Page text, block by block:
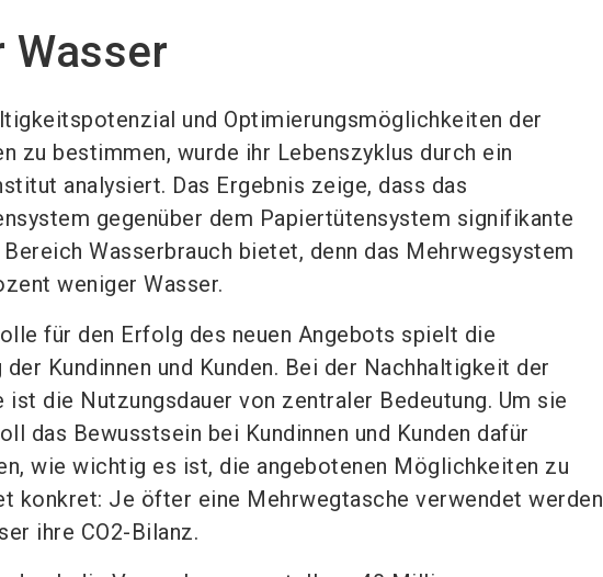
Wasser
und Optimierungsmöglichkeiten der
zu bestimmen, wurde ihr Lebenszyklus durch ein
analysiert. Das Ergebnis zeige, dass das
gegenüber dem Papiertütensystem signifikante
Wasserbrauch bietet, denn das Mehrwegsystem
weniger Wasser.
für den Erfolg des neuen Angebots spielt die
Kundinnen und Kunden. Bei der Nachhaltigkeit der
ist die Nutzungsdauer von zentraler Bedeutung. Um sie
das Bewusstsein bei Kundinnen und Kunden dafür
wie wichtig es ist, die angebotenen Möglichkeiten zu
konkret: Je öfter eine Mehrwegtasche verwendet werden
ihre CO2-Bilanz.